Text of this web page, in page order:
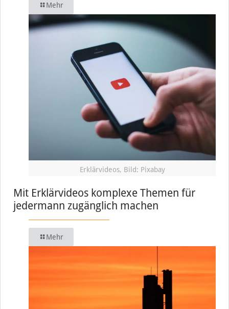
Mehr
Erklärvideos, Bild: Pixabay
Mit Erklärvideos komplexe Themen für
jedermann zugänglich machen
Mehr